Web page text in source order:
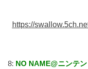
https://
8: NO NAME@ニンテ